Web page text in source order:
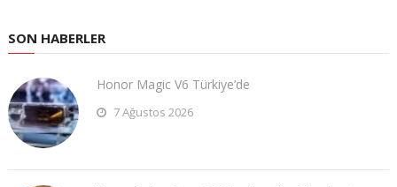
SON HABERLER
Honor Magic V6 Türkiye’de
7 Ağustos 2026